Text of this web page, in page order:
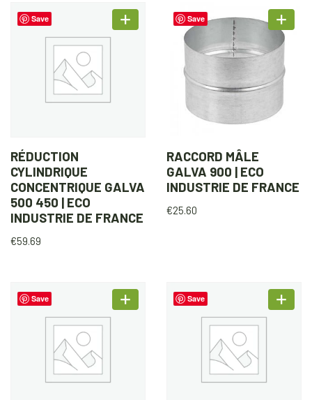
Save
RÉDUCTION
CYLINDRIQUE
CONCENTRIQUE GALVA
500 450 | ECO
INDUSTRIE DE FRANCE
€59.69
Save
RACCORD MÂLE
GALVA 900 | ECO
INDUSTRIE DE FRANCE
€25.60
Save Save